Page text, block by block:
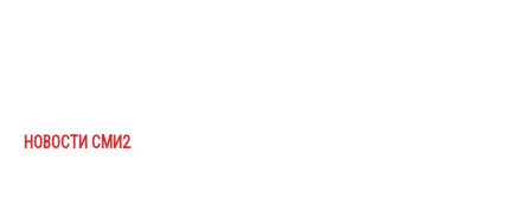
НОВОСТИ СМИ2